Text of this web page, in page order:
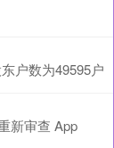
户数为49595户
新审查 App